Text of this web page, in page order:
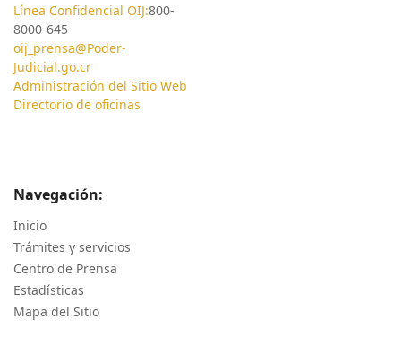
Línea Confidencial OIJ:800-
8000-645
oij_prensa@Poder-
Judicial.go.cr
Administración del Sitio Web
Directorio de oficinas
Navegación:
Inicio
Trámites y servicios
Centro de Prensa
Estadísticas
Mapa del Sitio